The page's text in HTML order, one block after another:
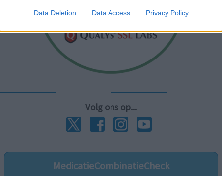
Data Deletion Data Access Privacy Policy
Volg ons op...
MedicatieCombinatieCheck